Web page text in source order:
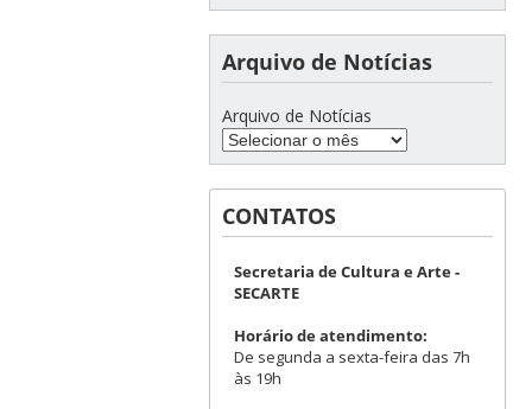
Arquivo de Notícias
Arquivo de Notícias
CONTATOS
Secretaria de Cultura e Arte -
SECARTE
Horário de atendimento:
De segunda a sexta-feira das 7h
às 19h